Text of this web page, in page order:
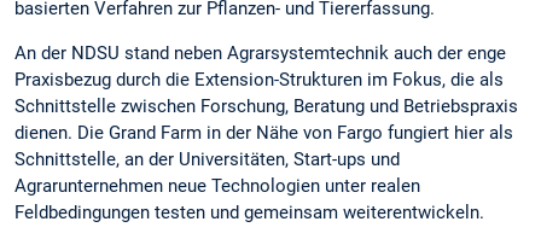
basierten Verfahren zur Pflanzen- und Tiererfassung.
An der NDSU stand neben Agrarsystemtechnik auch der enge
Praxisbezug durch die Extension-Strukturen im Fokus, die als
Schnittstelle zwischen Forschung, Beratung und Betriebspraxis
dienen. Die Grand Farm in der Nähe von Fargo fungiert hier als
Schnittstelle, an der Universitäten, Start-ups und
Agrarunternehmen neue Technologien unter realen
Feldbedingungen testen und gemeinsam weiterentwickeln.